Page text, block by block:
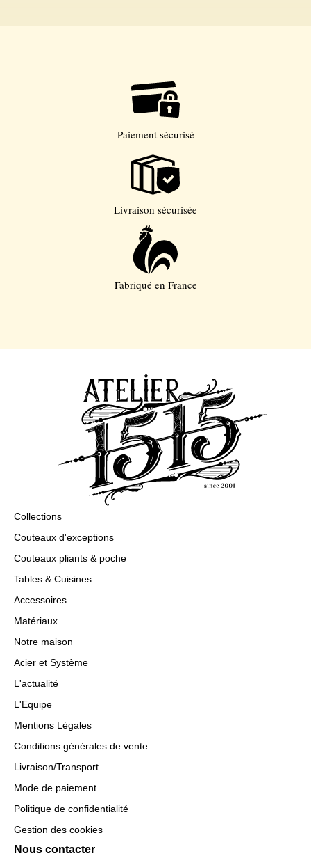
Paiement sécurisé
Livraison sécurisée
Fabriqué en France
Collections
Couteaux d'exceptions
Couteaux pliants & poche
Tables & Cuisines
Accessoires
Matériaux
Notre maison
Acier et Système
L'actualité
L'Equipe
Mentions Légales
Conditions générales de vente
Livraison/Transport
Mode de paiement
Politique de confidentialité
Gestion des cookies
Nous contacter